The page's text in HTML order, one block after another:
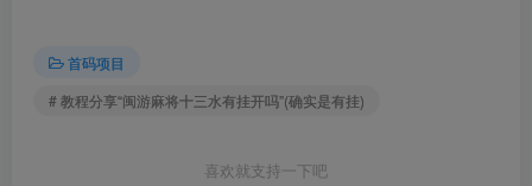
首码项目
# 教程分享“闽游麻将十三水有挂开吗”(确实是有挂)
喜欢就支持一下吧